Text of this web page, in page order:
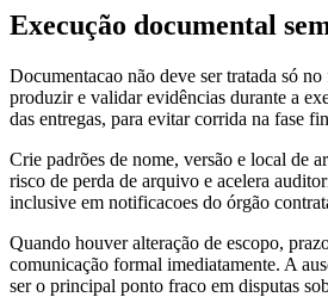
Execução documental
Documentacao não deve ser tratada só
produzir e validar evidências durante a
das entregas, para evitar corrida na fase
Crie padrões de nome, versão e local de
risco de perda de arquivo e acelera
inclusive em notificacoes do órgão
Quando houver alteração de escopo,
comunicação formal imediatamente. A
ser o principal ponto fraco em disputas